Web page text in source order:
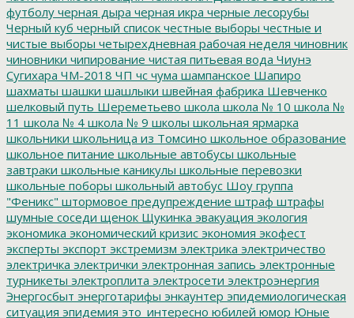
футболу черная дыра черная икра черные лесорубы
Черный куб черный список честные выборы честные и
чистые выборы четырехдневная рабочая неделя чиновник
чиновники чипирование чистая питьевая вода Чиунэ
Сугихара ЧМ-2018 ЧП чс чума шампанское Шапиро
шахматы шашки шашлыки швейная фабрика Шевченко
шелковый путь Шереметьево школа школа № 10 школа №
11 школа № 4 школа № 9 школы школьная ярмарка
школьники школьница из Томсино школьное образование
школьное питание школьные автобусы школьные
завтраки школьные каникулы школьные перевозки
школьные поборы школьный автобус Шоу группа
"Феникс" штормовое предупреждение штраф штрафы
шумные соседи щенок Щукинка эвакуация экология
экономика экономический кризис экономия экофест
эксперты экспорт экстремизм электрика электричество
электричка электрички электронная запись электронные
турникеты электроплита электросети электроэнергия
Энергосбыт энерготарифы энкаунтер эпидемиологическая
ситуация эпидемия это_интересно юбилей юмор Юные